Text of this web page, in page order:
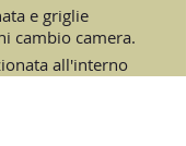
e griglie
cambio camera.
all'interno